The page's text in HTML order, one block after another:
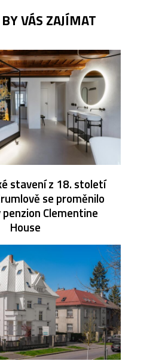
VÁS ZAJÍMAT
stavení z 18. století
se proměnilo
Clementine
House